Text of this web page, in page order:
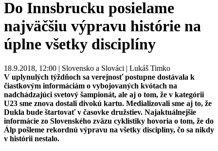
Do Innsbrucku posielame
najväčšiu výpravu histórie na
úplne všetky disciplíny
18.9.2018, 12:00 | Slovensko a Slováci | Lukáš Timko
V uplynulých týždňoch sa verejnosť postupne dostávala k
čiastkovým informáciám o vybojovaných kvótach na
nadchádzajúci svetový šampionát, ale aj o tom, že v kategórii
U23 sme znova dostali divokú kartu. Medializovali sme aj to, že
Dukla bude štartovať v časovke družstiev. Najaktuálnejšie
informácie zo Slovenského zväzu cyklistiky hovoria o tom, že do
Álp pošleme rekordnú výpravu na všetky disciplíny, čo sa nikdy
v histórii nestalo.